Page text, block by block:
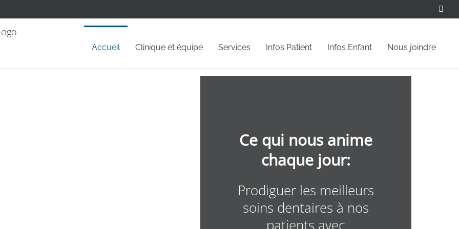
Accueil Clinique et équipe Services Infos Patient Infos Enfant Nous joindre
Ce qui nous anime
chaque jour:
Prodiguer les meilleurs
soins dentaires à nos
patients avec